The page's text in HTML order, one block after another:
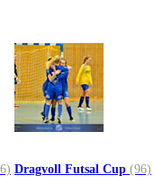
Dragvoll Futsal Cup (96)